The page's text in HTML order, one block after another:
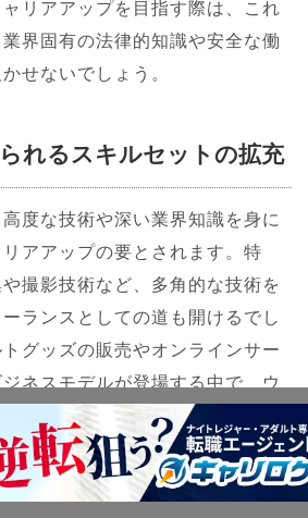
リアアップを目指す際は、これ
界固有の法律的知識や安全な働
せないでしょう。
れるスキルセットの拡充
度な技術や深い業界知識を身に
アアップの要とされます。特
撮影技術など、多角的な技術を
ランスとしての道も開けるでし
グッズの販売やオンラインサー
ネスモデルが登場する中で、ウ
SNSの活用といったデジタルス
られるようになります。客への
ュニケーションスキル、緊急時